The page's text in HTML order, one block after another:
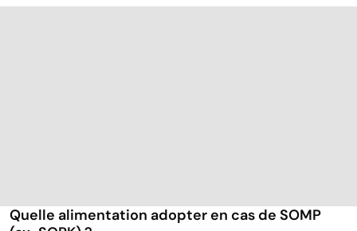
Quelle alimentation adopter en cas de SOMP